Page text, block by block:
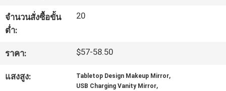
วิดีโอ
แสดง
VR
จำนวนสั่งซื้อขั้น
ต่ำ:
20
ราคา: $57-58.50
แสงสูง: Tabletop Design Makeup Mirror,
USB Charging Vanity Mirror,